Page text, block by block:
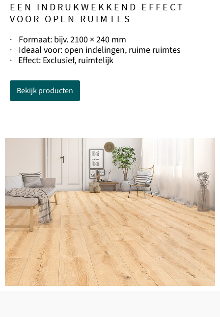
EEN INDRUKWEKKEND EFFECT
VOOR OPEN RUIMTES
· Formaat: bijv. 2100 × 240 mm
· Ideaal voor: open indelingen, ruime ruimtes
· Effect: Exclusief, ruimtelijk
Bekijk producten